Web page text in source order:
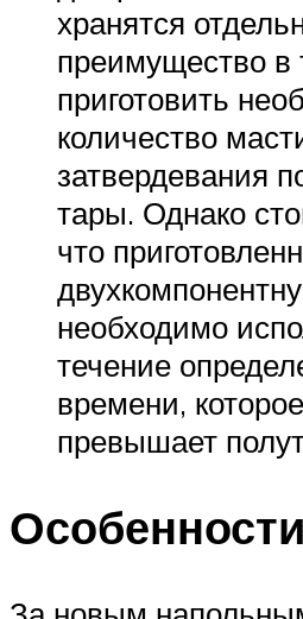
хранятся
преимущество в
приготовить
количество
затвердевания
тары. Однако
что
необходимо
течение
времени,
превышает